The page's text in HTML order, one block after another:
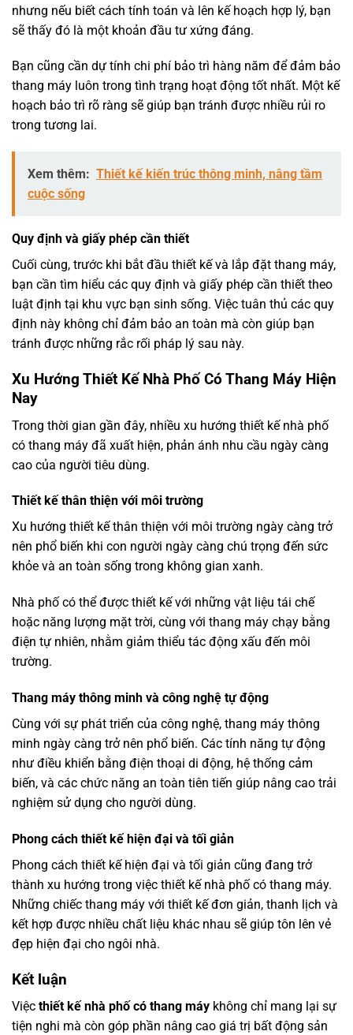
nhưng nếu biết cách tính toán và lên kế hoạch hợp lý, bạn
sẽ thấy đó là một khoản đầu tư xứng đáng.
Bạn cũng cần dự tính chi phí bảo trì hàng năm để đảm bảo
thang máy luôn trong tình trạng hoạt động tốt nhất. Một kế
hoạch bảo trì rõ ràng sẽ giúp bạn tránh được nhiều rủi ro
trong tương lai.
Xem thêm: Thiết kế kiến trúc thông minh, nâng tầm
cuộc sống
Quy định và giấy phép cần thiết
Cuối cùng, trước khi bắt đầu thiết kế và lắp đặt thang máy,
bạn cần tìm hiểu các quy định và giấy phép cần thiết theo
luật định tại khu vực bạn sinh sống. Việc tuân thủ các quy
định này không chỉ đảm bảo an toàn mà còn giúp bạn
tránh được những rắc rối pháp lý sau này.
Xu Hướng Thiết Kế Nhà Phố Có Thang Máy Hiện
Nay
Trong thời gian gần đây, nhiều xu hướng thiết kế nhà phố
có thang máy đã xuất hiện, phản ánh nhu cầu ngày càng
cao của người tiêu dùng.
Thiết kế thân thiện với môi trường
Xu hướng thiết kế thân thiện với môi trường ngày càng trở
nên phổ biến khi con người ngày càng chú trọng đến sức
khỏe và an toàn sống trong không gian xanh.
Nhà phố có thể được thiết kế với những vật liệu tái chế
hoặc năng lượng mặt trời, cùng với thang máy chạy bằng
điện tự nhiên, nhằm giảm thiểu tác động xấu đến môi
trường.
Thang máy thông minh và công nghệ tự động
Cùng với sự phát triển của công nghệ, thang máy thông
minh ngày càng trở nên phổ biến. Các tính năng tự động
như điều khiển bằng điện thoại di động, hệ thống cảm
biến, và các chức năng an toàn tiên tiến giúp nâng cao trải
nghiệm sử dụng cho người dùng.
Phong cách thiết kế hiện đại và tối giản
Phong cách thiết kế hiện đại và tối giản cũng đang trở
thành xu hướng trong việc thiết kế nhà phố có thang máy.
Những chiếc thang máy với thiết kế đơn giản, thanh lịch và
kết hợp được nhiều chất liệu khác nhau sẽ giúp tôn lên vẻ
đẹp hiện đại cho ngôi nhà.
Kết luận
Việc thiết kế nhà phố có thang máy không chỉ mang lại sự
tiện nghi mà còn góp phần nâng cao giá trị bất động sản